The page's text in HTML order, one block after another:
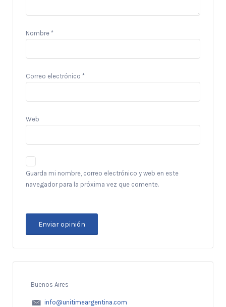
Nombre *
Correo electrónico *
Web
Guarda mi nombre, correo electrónico y web en este
navegador para la próxima vez que comente.
Buenos Aires
info@unitimeargentina.com